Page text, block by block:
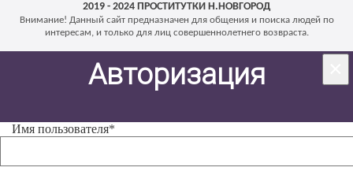
2019 - 2024 ПРОСТИТУТКИ Н.НОВГОРОД
Внимание! Данный сайт предназначен для общения и поиска людей по
интересам, и только для лиц совершеннолетнего возвраста.
Авторизация
Имя пользователя*